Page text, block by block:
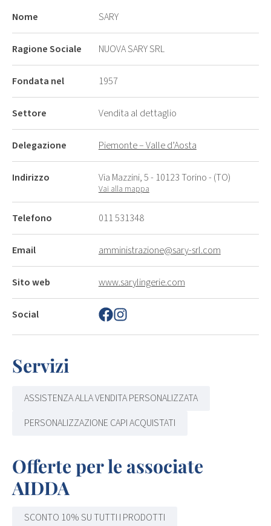
Nome SARY
Ragione Sociale NUOVA SARY SRL
Fondata nel 1957
Settore Vendita al dettaglio
Delegazione Piemonte – Valle d’Aosta
Indirizzo Via Mazzini, 5 - 10123 Torino - (TO)
Vai alla mappa
Telefono 011 531348
Email amministrazione@sary-srl.com
Sito web www.sarylingerie.com
Social
Servizi
ASSISTENZA ALLA VENDITA PERSONALIZZATA
PERSONALIZZAZIONE CAPI ACQUISTATI
Offerte per le associate
AIDDA
SCONTO 10% SU TUTTI I PRODOTTI